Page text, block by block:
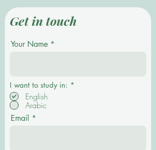
Get in touch
Your Name
I want to study in: *
English
Arabic
Email